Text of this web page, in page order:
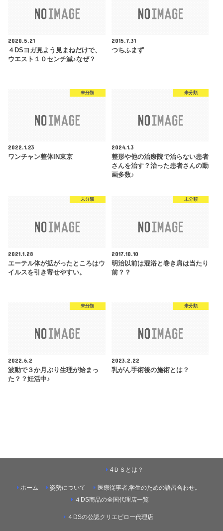
2020.5.21
４DSヨガ見よう見まねだけで、
ウエスト１０センチ減♪なぜ？
2015.7.31
つちふまず
未分類
2022.1.23
ワンチャン整体IN東京
未分類
2024.1.3
整形や他の治療院で治らない患者
さんを治す？治った患者さんの動
画多数♪
未分類
2021.1.28
エーテル体が拡がったところはウ
イルスを引き寄せやすい。
未分類
2017.10.10
明治以前は混浴と巻き肩は当たり
前？？
未分類
2022.6.2
波動で３か月ぶり生理が始まっ
た？？妊活中♪
未分類
2023.2.22
乳がん手術後の施術とは？
ホーム
4ＤＳとは？
姿勢について
医療従事者,学生のための語呂合わせ。
４DS商品の全国代理店一覧
４DSの公認クリエピロー代理店